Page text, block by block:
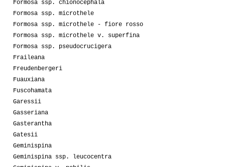
Formosa ssp. chionocephala
Formosa ssp. microthele
Formosa ssp. microthele - fiore rosso
Formosa ssp. microthele v. superfina
Formosa ssp. pseudocrucigera
Fraileana
Freudenbergeri
Fuauxiana
Fuscohamata
Garessii
Gasseriana
Gasterantha
Gatesii
Geminispina
Geminispina ssp. leucocentra